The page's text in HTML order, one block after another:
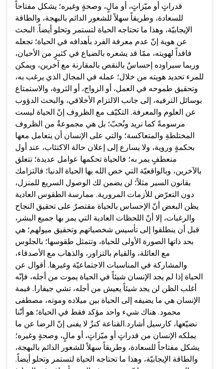
قدراتٍ أو ميّزاتٍ، أو مالٍ، وصحةٍ وغيره؛ يشكل مفتاحاً
للسعادة، وطريقاً سهلاً للشعور الدائم بالبهجة، والطاقة
الإيجابيّة، وهذا ما تحتاجه الحياة لتستمر وتحلو أيضاً. البحث
عن هوية إنّ عدم معرفة الفرد بأهدافه في الحياة؛ تجعله
فاقداً لهويته، ممّا قد يشعره بالضياع في كثيرٍ من الأحيان،
وربما سيراوده إحساسٌ بالنقص بالمقارنة مع آخرين، ويمكن
للمرء تحديد هويته من خلال؛ عمله في المجال الذي يرغب به،
وتحقيق طموحه في العمل، أو الزواج، أو الثروة، والاستمتاع
بوسائل الترفيه، إلى جانب الالتزام الأخلاقي، والبحث الدؤوب
عن العلوم والمعرفة. التكيّف مع الظروف إنّ الحياة ليست
مرسومةً كما نريد ونُحبّ؛ بل هي مجموعةٌ من الظروف
المختلطةِ والمتعاكسة؛ والتي على الإنسان أن يتعامل معها
بحكمةٍ وروية، ولا يسارع إلى إعلان حالة الاكتئاب، عند أول
منعطفٍ يمر به؛ فالحياة تحكمها عوامل عديدة؛ تتعلق
بالآخرين، وبالواقعيّة التي خص الله بها الحياة الدنيا؛ فالتزامك
بقانون السير مثلاً؛ لن يضمن لك الوصول السريع للمنزل،
دون التعرّض للأزمات المرورية. ممارسة الطقوس العادية
يظن البعض أنّ الإحساس بالحياة مقتصرٌ على تحقيق النجاح
والرغبات، إلا أنّ اللحظات العادية التي يمر بها جميع البشر،
قبل أن ينطلقوا إلى تأسيس شخصياتهم وتحقيق ميولهم؛ هي
بحد ذاتها الصورة الأولى للحياة، وتتمثل طقوسها؛ بالجلوس
مع العائلة، والقيام بالتزاور، والذهاب مع الأصدقاء،
والمشاركة في المناسبات الاجتماعيّة وغيرها. أقوال عن
الحياة إذا لم يجد الإنسان شيئاً في الحياة يموت من أجله، فإنّه
أغلب الظن لن يجد شيئاً يعيش من أجله، تشي جيفارا. قيمة
الإنسان هي ما يضيفه إلى الحياة بين ميلاده وموته، مصطفى
محمود. هناك شيء واحد مؤكد فقط في الحياة؛ هو أنّنا
نضيّعها، كارسيل أشارد.القناعة كنزٌ لا يفنى إنّ الرضا عن ما
يملكه الإنسان من قدراتٍ أو ميّزاتٍ، أو مالٍ، وصحةٍ وغيره؛
يشكل مفتاحاً للسعادة، وطريقاً سهلاً للشعور الدائم بالبهجة،
والطاقة الإيجابيّة، وهذا ما تحتاجه الحياة لتستمر وتحلو أيضاً.